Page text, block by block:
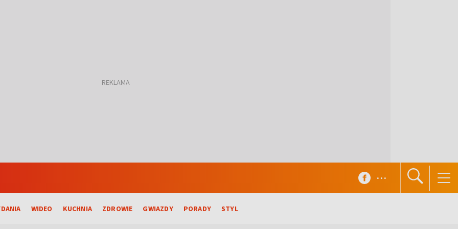
WIDEO KUCHNIA ZDROWIE GWIAZDY PORADY STYL
...